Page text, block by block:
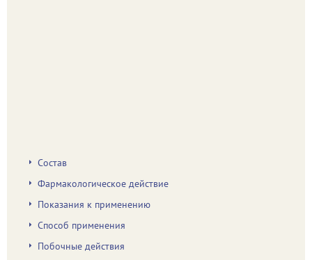
Состав
Фармакологическое действие
Показания к применению
Способ применения
Побочные действия